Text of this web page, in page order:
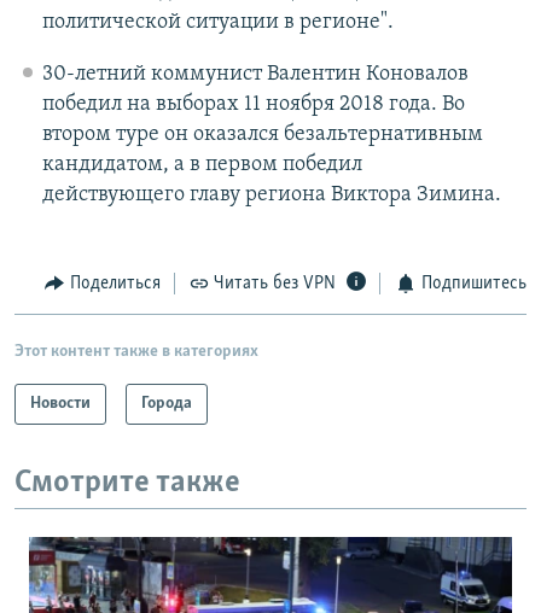
политической ситуации в регионе".
30-летний коммунист Валентин Коновалов
победил на выборах 11 ноября 2018 года. Во
втором туре он оказался безальтернативным
кандидатом, а в первом победил
действующего главу региона Виктора Зимина.
Поделиться Читать без VPN Подпишитесь
Этот контент также в категориях
Новости Города
Смотрите также